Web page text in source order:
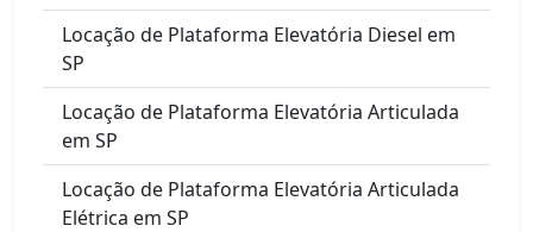
Locação de Plataforma Elevatória Diesel em
SP
Locação de Plataforma Elevatória Articulada
em SP
Locação de Plataforma Elevatória Articulada
Elétrica em SP